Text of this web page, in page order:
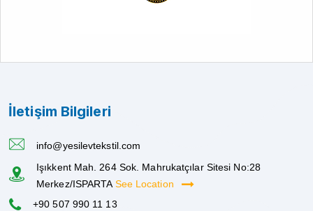
İletişim Bilgileri
info@yesilevtekstil.com
Işıkkent Mah. 264 Sok. Mahrukatçılar Sitesi No:28
Merkez/ISPARTA See Location
+90 507 990 11 13